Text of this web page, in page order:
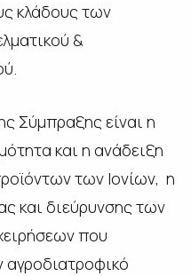
κλάδους των
&
Σύμπραξης είναι η
και η ανάδειξη
των Ιονίων, η
και διεύρυνσης των
που
αγροδιατροφικό